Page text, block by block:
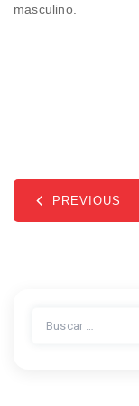
masculino.
PREVIOUS